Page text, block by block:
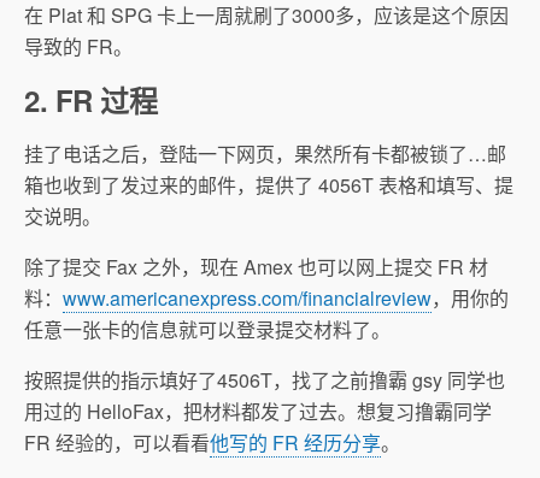
在 Plat 和 SPG 卡上一周就刷了3000多，应该是这个原因
导致的 FR。
2. FR 过程
挂了电话之后，登陆一下网页，果然所有卡都被锁了…邮
箱也收到了发过来的邮件，提供了 4056T 表格和填写、提
交说明。
除了提交 Fax 之外，现在 Amex 也可以网上提交 FR 材
料： www.americanexpress.com/financialreview，用你的
任意一张卡的信息就可以登录提交材料了。
按照提供的指示填好了4506T，找了之前撸霸 gsy 同学也
用过的 HelloFax，把材料都发了过去。想复习撸霸同学
FR 经验的，可以看看他写的 FR 经历分享。